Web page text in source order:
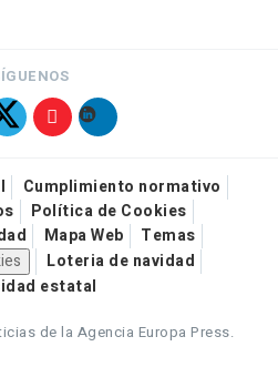
Cumplimiento normativo
Política de Cookies
Mapa Web
Temas
Loteria de navidad
estatal
de la Agencia Europa Press.